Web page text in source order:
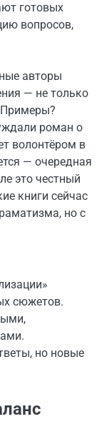
готовых
вопросов,
авторы
— не только
Примеры?
роман о
волонтёром в
— очередная
это честный
книги сейчас
но с
сюжетов.
но новые